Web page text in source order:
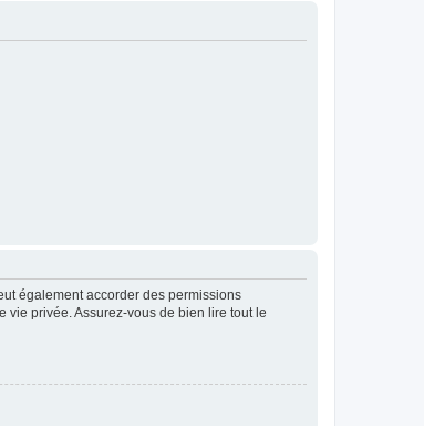
également accorder des permissions
vie privée. Assurez-vous de bien lire tout le